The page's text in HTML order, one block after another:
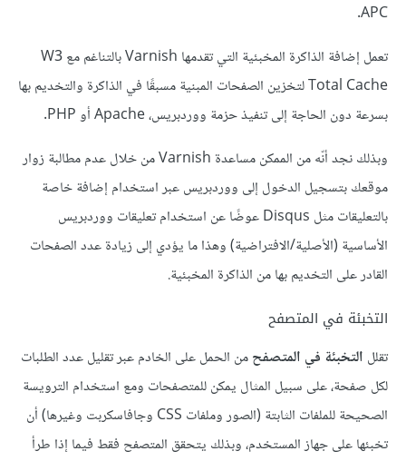
APC.
تعمل إضافة الذاكرة المخبئية التي تقدمها Varnish بالتناغم مع W3
Total Cache لتخزين الصفحات المبنية مسبقًا في الذاكرة والتخديم بها
بسرعة دون الحاجة إلى تنفيذ حزمة ووردبريس، Apache أو PHP.
وبذلك نجد أنّه من الممكن مساعدة Varnish من خلال عدم مطالبة زوار
موقعك بتسجيل الدخول إلى ووردبريس عبر استخدام إضافة خاصة
بالتعليقات مثل Disqus عوضًا عن استخدام تعليقات ووردبريس
الأساسية (الأصلية/الافتراضية) وهذا ما يؤدي إلى زيادة عدد الصفحات
القادر على التخديم بها من الذاكرة المخبئية.
التخبئة في المتصفح
تقلل التخبئة في المتصفحمن الحمل على الخادم عبر تقليل عدد الطلبات
لكل صفحة، على سبيل المثال يمكن للمتصفحات ومع استخدام الترويسة
الصحيحة للملفات الثابتة (الصور وملفات CSS وجافاسكربت وغيرها) أن
تخبئها على جهاز المستخدم، وبذلك يتحقق المتصفح فقط فيما إذا طرأ